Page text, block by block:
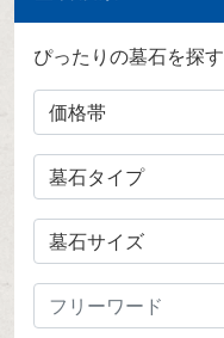
ぴったりの墓石を探す